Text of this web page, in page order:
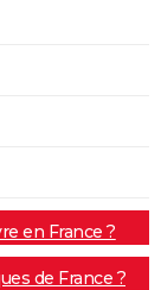
en France ?
de France ?